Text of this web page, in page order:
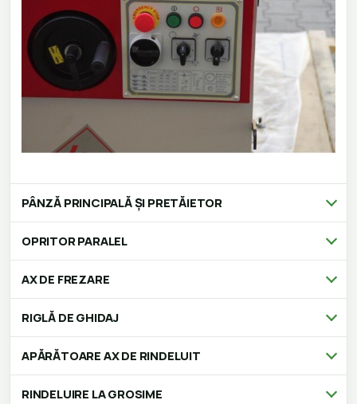
PÂNZĂ PRINCIPALĂ ȘI PRETĂIETOR
OPRITOR PARALEL
AX DE FREZARE
RIGLĂ DE GHIDAJ
APĂRĂTOARE AX DE RINDELUIT
RINDELUIRE LA GROSIME